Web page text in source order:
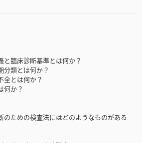
臨床診断基準とは何か？
類とは何か？
とは何か？
か？
ための検査法にはどのようなものがある